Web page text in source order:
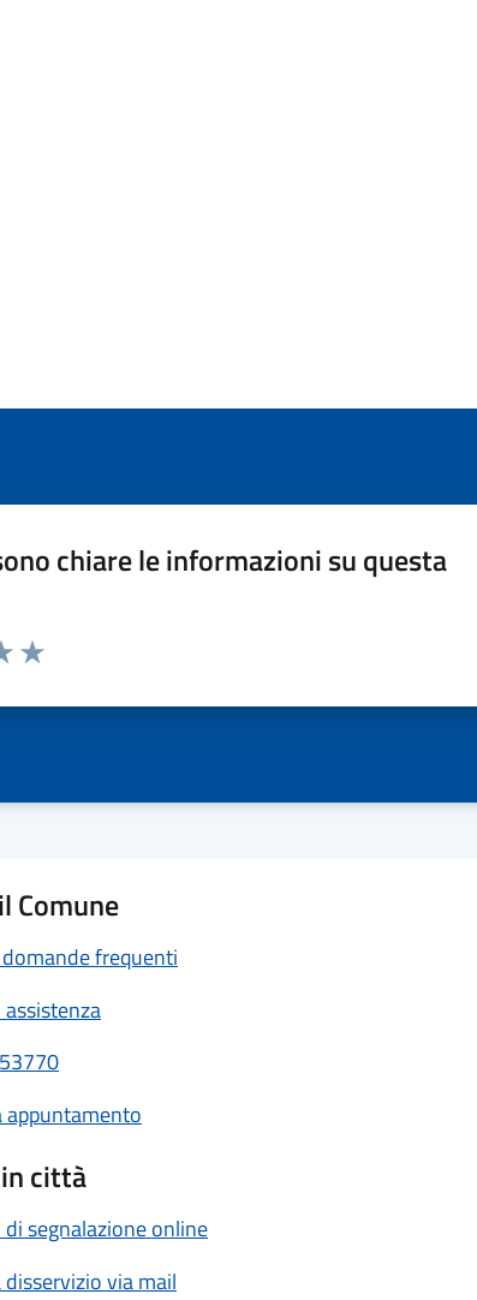
chiare le informazioni su questa
la pagina
Comune
frequenti
appuntamento
città
di segnalazione online
disservizio via mail